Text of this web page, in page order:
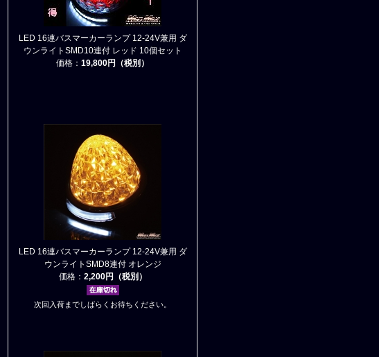
LED 16連バスマーカーランプ 12-24V兼用 ダ
ウンライトSMD10連付 レッド 10個セット
価格： 19,800円（税別）
LED 16連バスマーカーランプ 12-24V兼用 ダ
ウンライトSMD8連付 オレンジ
価格： 2,200円（税別）
次回入荷までしばらくお待ちください。